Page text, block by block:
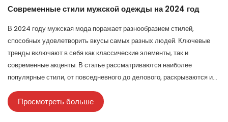
Современные стили мужской одежды на 2024 год
В 2024 году мужская мода поражает разнообразием стилей,
способных удовлетворить вкусы самых разных людей. Ключевые
тренды включают в себя как классические элементы, так и
современные акценты. В статье рассматриваются наиболее
популярные стили, от повседневного до делового, раскрываются их
особенности и даются советы по выбору одежды. Практическое
руководство для мужчин, которые хотят идти в ногу с модой. Пора
перейти к изучению этих стилей и примерам, как их адаптировать в
Просмотреть больше